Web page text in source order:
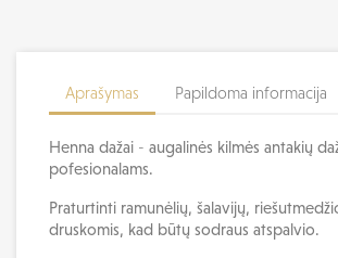
Aprašymas Papildoma informacija
Henna dažai - augalinės kilmės antakių
pofesionalams.
Praturtinti ramunėlių, šalavijų,
druskomis, kad būtų sodraus atspalvio.